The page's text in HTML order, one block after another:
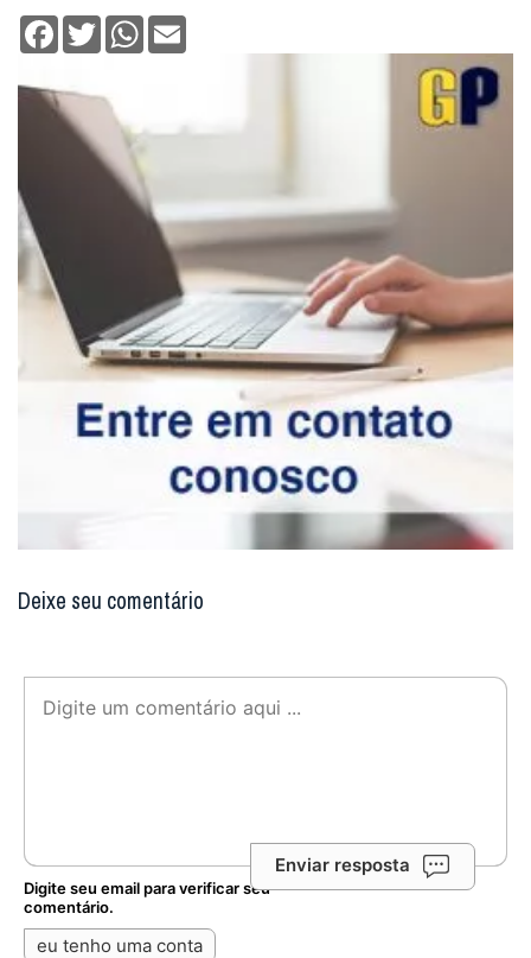
Facebook
TwitterWhatsApp
Deixe seu comentário
Enviar resposta
Digite seu email para verificar seu
comentário.
eu tenho uma conta